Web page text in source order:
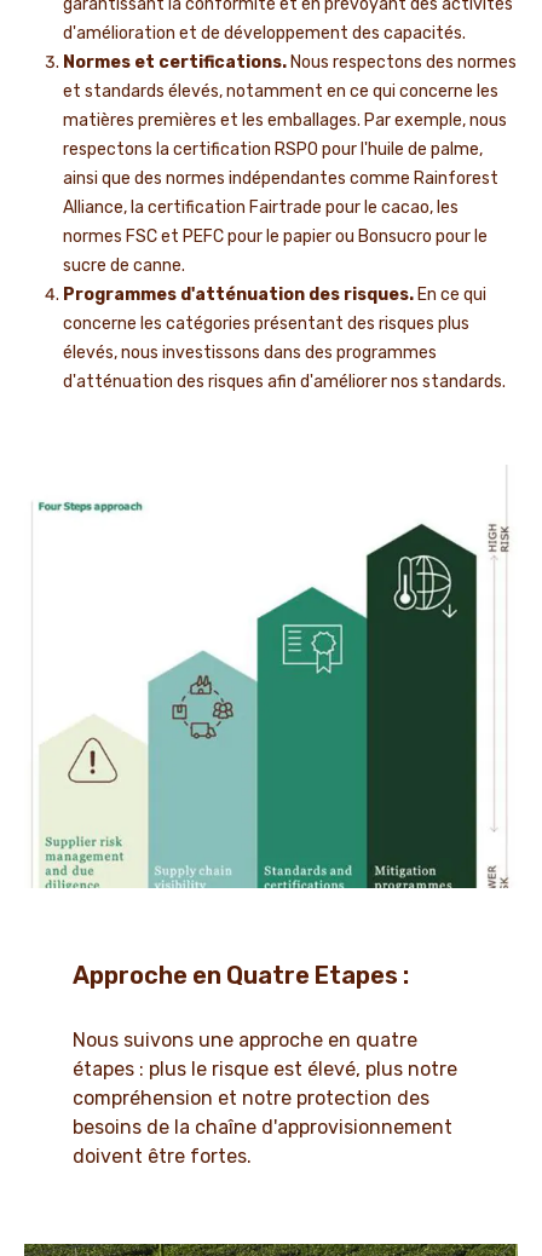
garantissant la conformité et en prévoyant des activités
d'amélioration et de développement des capacités.
Normes et certifications. Nous respectons des normes
et standards élevés, notamment en ce qui concerne les
matières premières et les emballages. Par exemple, nous
respectons la certification RSPO pour l'huile de palme,
ainsi que des normes indépendantes comme Rainforest
Alliance, la certification Fairtrade pour le cacao, les
normes FSC et PEFC pour le papier ou Bonsucro pour le
sucre de canne.
Programmes d'atténuation des risques. En ce qui
concerne les catégories présentant des risques plus
élevés, nous investissons dans des programmes
d'atténuation des risques afin d'améliorer nos standards.
Approche en Quatre Etapes :
Nous suivons une approche en quatre
étapes : plus le risque est élevé, plus notre
compréhension et notre protection des
besoins de la chaîne d'approvisionnement
doivent être fortes.